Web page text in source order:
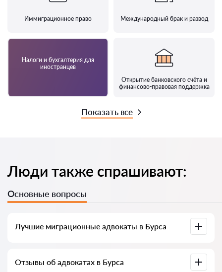
Иммиграционное право Международный брак и развод
Налоги и бухгалтерия для
иностранцев
Открытие банковского счёта и
финансово-правовая поддержка
Показать все
Люди также спрашивают:
Основные вопросы
Лучшие миграционные адвокаты в Бурса
информацией: цены, отзывы, телефон и адрес.
Отзывы об адвокатах в Бурса